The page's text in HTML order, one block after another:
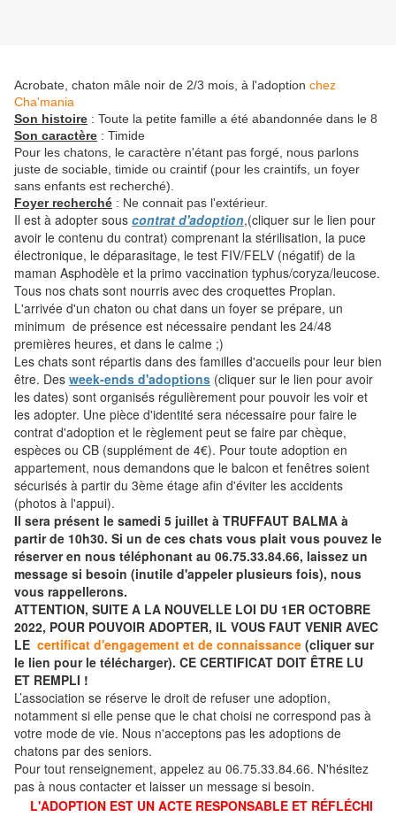
Acrobate, chaton mâle noir de 2/3 mois, à l'adoption chez
Cha'mania
Son histoire : Toute la petite famille a été abandonnée dans le 8
Son caractère : Timide
Pour les chatons, le caractère n'étant pas forgé, nous parlons
juste de sociable, timide ou craintif (pour les craintifs, un foyer
sans enfants est recherché).
Foyer recherché : Ne connait pas l'extérieur.
Il est à adopter sous contrat d'adoption,(cliquer sur le lien pour
avoir le contenu du contrat) comprenant la stérilisation, la puce
électronique, le déparasitage, le test FIV/FELV (négatif) de la
maman Asphodèle et la primo vaccination typhus/coryza/leucose.
Tous nos chats sont nourris avec des croquettes Proplan.
L'arrivée d'un chaton ou chat dans un foyer se prépare, un
minimum de présence est nécessaire pendant les 24/48
premières heures, et dans le calme ;)
Les chats sont répartis dans des familles d'accueils pour leur bien
être. Des week-ends d'adoptions (cliquer sur le lien pour avoir
les dates) sont organisés régulièrement pour pouvoir les voir et
les adopter. Une pièce d'identité sera nécessaire pour faire le
contrat d'adoption et le règlement peut se faire par chèque,
espèces ou CB (supplément de 4€). Pour toute adoption en
appartement, nous demandons que le balcon et fenêtres soient
sécurisés à partir du 3ème étage afin d'éviter les accidents
(photos à l'appui).
Il sera présent le samedi 5 juillet à TRUFFAUT BALMA à
partir de 10h30. Si un de ces chats vous plait vous pouvez le
réserver en nous téléphonant au 06.75.33.84.66, laissez un
message si besoin (inutile d'appeler plusieurs fois), nous
vous rappellerons.
ATTENTION, SUITE A LA NOUVELLE LOI DU 1ER OCTOBRE
2022, POUR POUVOIR ADOPTER, IL VOUS FAUT VENIR AVEC
LE certificat d'engagement et de connaissance (cliquer sur
le lien pour le télécharger). CE CERTIFICAT DOIT ÊTRE LU
ET REMPLI !
L’association se réserve le droit de refuser une adoption,
notamment si elle pense que le chat choisi ne correspond pas à
votre mode de vie. Nous n'acceptons pas les adoptions de
chatons par des seniors.
Pour tout renseignement, appelez au 06.75.33.84.66. N'hésitez
pas à nous contacter et laisser un message si besoin.
L'ADOPTION EST UN ACTE RESPONSABLE ET RÉFLÉCHI